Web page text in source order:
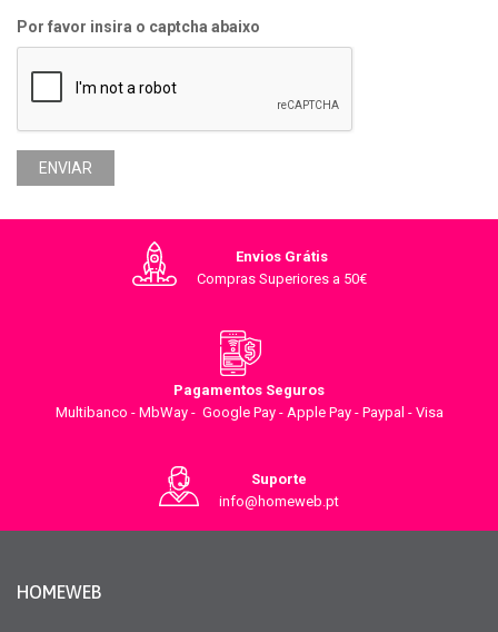
Por favor insira o captcha abaixo
ENVIAR
Envios Grátis
Compras Superiores a 50€
Pagamentos Seguros
Multibanco - MbWay - Google Pay - Apple Pay - Paypal - Visa
Suporte
info@homeweb.pt
HOMEWEB